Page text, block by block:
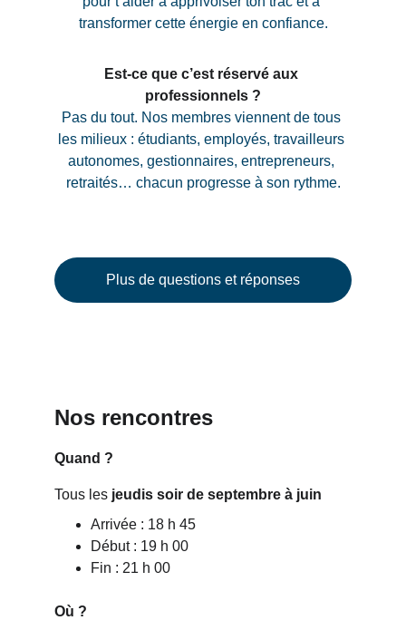
transformer cette énergie en confiance.
Est-ce que c’est réservé aux
professionnels ?
Pas du tout. Nos membres viennent de tous
les milieux : étudiants, employés, travailleurs
autonomes, gestionnaires, entrepreneurs,
retraités… chacun progresse à son rythme.
Plus de questions et réponses
Nos rencontres
Quand ?
Tous les jeudis soir de septembre à juin
Arrivée : 18 h 45
Début : 19 h 00
Fin : 21 h 00
Où ?